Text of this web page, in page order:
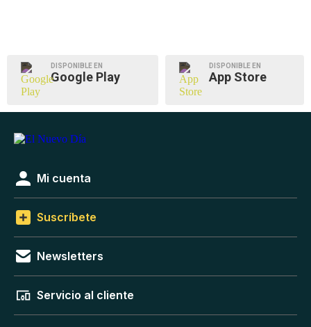
DISPONIBLE EN
Google Play
DISPONIBLE EN
App Store
Mi cuenta
Suscríbete
Newsletters
Servicio al cliente